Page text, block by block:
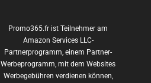
Promo365.fr ist Teilnehmer am
Amazon Services LLC-
Partnerprogramm, einem Partner-
Werbeprogramm, mit dem Websites
Werbegebühren verdienen können,